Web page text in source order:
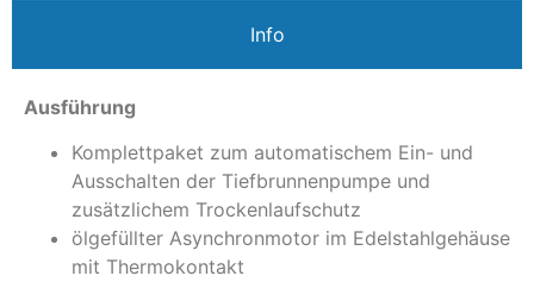
Info
Ausführung
Komplettpaket zum automatischem Ein- und
Ausschalten der Tiefbrunnenpumpe und
zusätzlichem Trockenlaufschutz
ölgefüllter Asynchronmotor im Edelstahlgehäuse
mit Thermokontakt